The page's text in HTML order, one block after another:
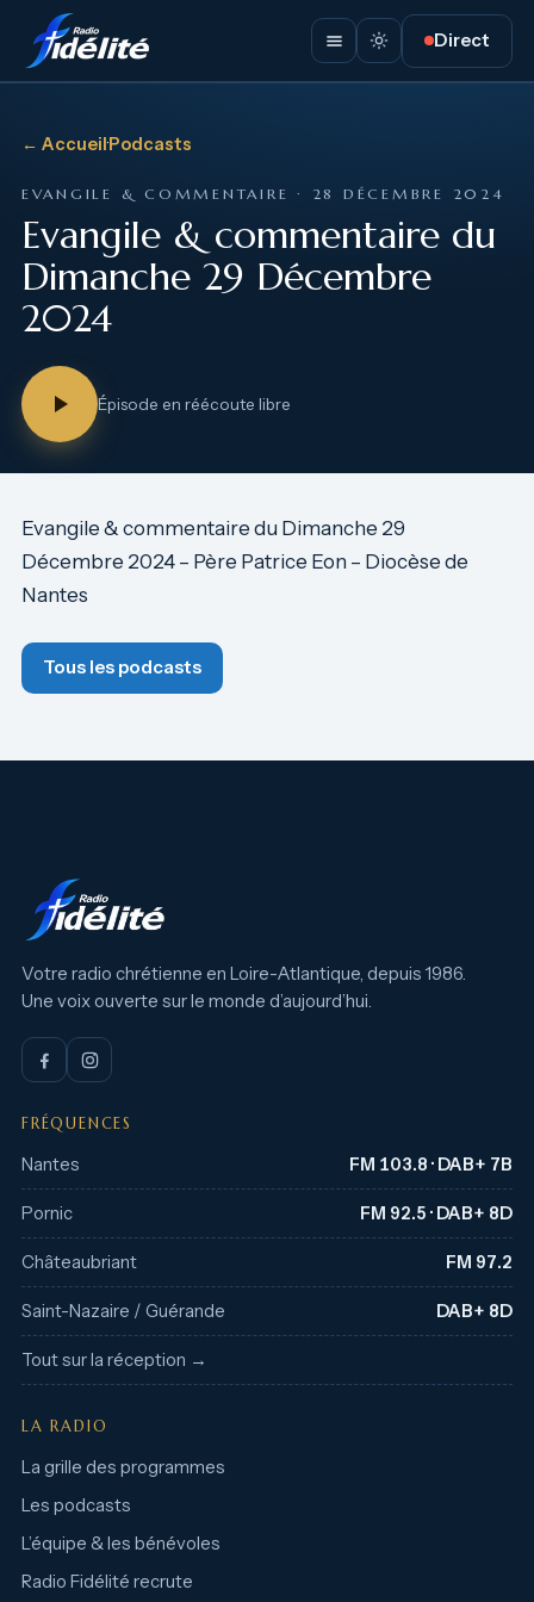
Direct
← Accueil·Podcasts
EVANGILE & COMMENTAIRE · 28 DÉCEMBRE 2024
Evangile & commentaire du
Dimanche 29 Décembre
2024
Épisode en réécoute libre
Evangile & commentaire du Dimanche 29
Décembre 2024 – Père Patrice Eon – Diocèse de
Nantes
Tous les podcasts
Votre radio chrétienne en Loire-Atlantique, depuis 1986.
Une voix ouverte sur le monde d’aujourd’hui.
FRÉQUENCES
Nantes FM 103.8 · DAB+ 7B
Pornic FM 92.5 · DAB+ 8D
Châteaubriant FM 97.2
Saint-Nazaire / Guérande DAB+ 8D
Tout sur la réception →
LA RADIO
La grille des programmes
Les podcasts
L’équipe & les bénévoles
Radio Fidélité recrute